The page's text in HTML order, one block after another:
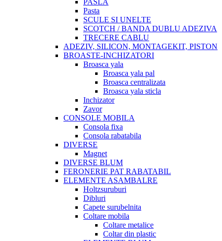
PASLA
Pasta
SCULE SI UNELTE
SCOTCH / BANDA DUBLU ADEZIVA
TRECERE CABLU
ADEZIV, SILICON, MONTAGEKIT, PISTON
BROASTE-INCHIZATORI
Broasca yala
Broasca yala pal
Broasca centralizata
Broasca yala sticla
Inchizator
Zavor
CONSOLE MOBILA
Consola fixa
Consola rabatabila
DIVERSE
Magnet
DIVERSE BLUM
FERONERIE PAT RABATABIL
ELEMENTE ASAMBALRE
Holtzsuruburi
Dibluri
Capete surubelnita
Coltare mobila
Coltare metalice
Coltar din plastic